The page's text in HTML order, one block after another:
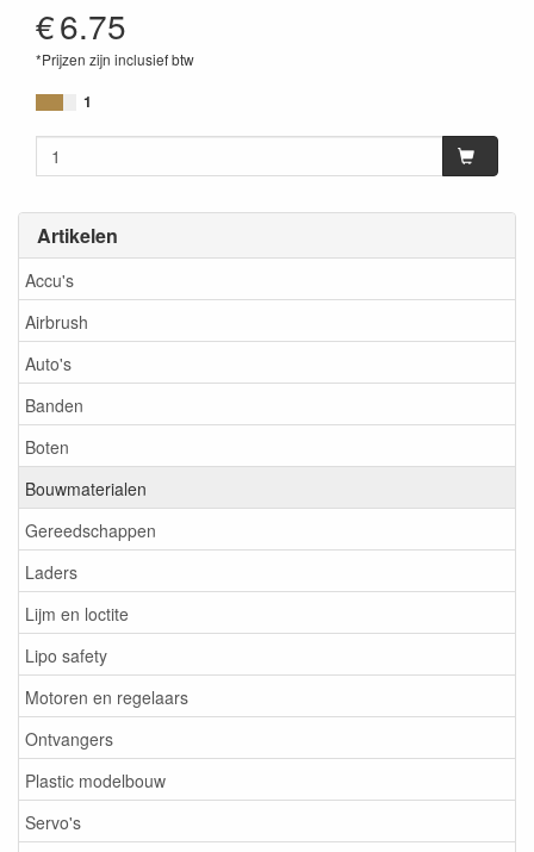
Artikelen
Accu's
Airbrush
Auto's
Banden
Boten
Bouwmaterialen
Gereedschappen
Laders
Lijm en loctite
Lipo safety
Motoren en regelaars
Ontvangers
Plastic modelbouw
Servo's
€6.75
*Prijzen zijn inclusief btw
1